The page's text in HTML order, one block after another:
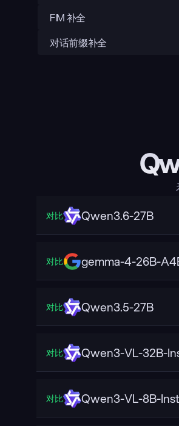
FIM 补全
对话前缀补全
对比 Qwen3.6-27B
对比 gemma-4-26B-
对比 Qwen3.5-27B
对比 Qwen3-VL-32B-
对比 Qwen3-VL-8B-